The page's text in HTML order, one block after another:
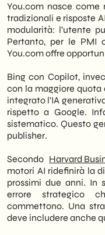
You.com nasce
tradizionali e risposte
modularità: l’utente
Pertanto, per le PMI
You.com offre
Bing con Copilot,
con la maggiore
integrato l’IA
rispetto a Google.
sistematico. Questo
publisher.
Secondo Harvard
motori AI ridefinirà la
prossimi due anni. In
errore strategico
commettono. Una
deve includere anche